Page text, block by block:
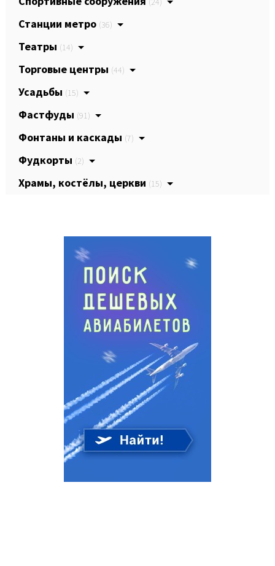
Станции метро (36)
Театры (14)
Торговые центры (44)
Усадьбы (15)
Фастфуды (91)
Фонтаны и каскады (7)
Фудкорты (2)
Храмы, костёлы, церкви (15)